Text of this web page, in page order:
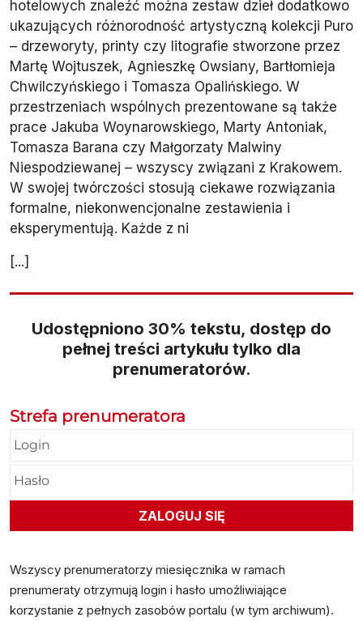
hotelowych znaleźć można zestaw dzieł dodatkowo
ukazujących różnorodność artystyczną kolekcji Puro
– drzeworyty, printy czy litografie stworzone przez
Martę Wojtuszek, Agnieszkę Owsiany, Bartłomieja
Chwilczyńskiego i Tomasza Opalińskiego. W
przestrzeniach wspólnych prezentowane są także
prace Jakuba Woynarowskiego, Marty Antoniak,
Tomasza Barana czy Małgorzaty Malwiny
Niespodziewanej – wszyscy związani z Krakowem.
W swojej twórczości stosują ciekawe rozwiązania
formalne, niekonwencjonalne zestawienia i
eksperymentują. Każde z ni
[...]
Udostępniono 30% tekstu, dostęp do
pełnej treści artykułu tylko dla
prenumeratorów.
Strefa prenumeratora
Wszyscy prenumeratorzy miesięcznika w ramach
prenumeraty otrzymują login i hasło umożliwiające
korzystanie z pełnych zasobów portalu (w tym archiwum).